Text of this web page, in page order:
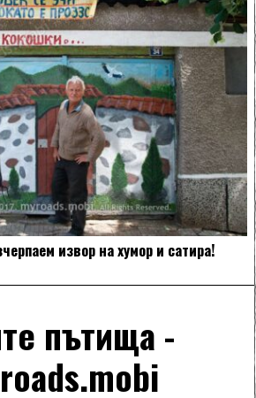
извор на хумор и сатира!
пътища -